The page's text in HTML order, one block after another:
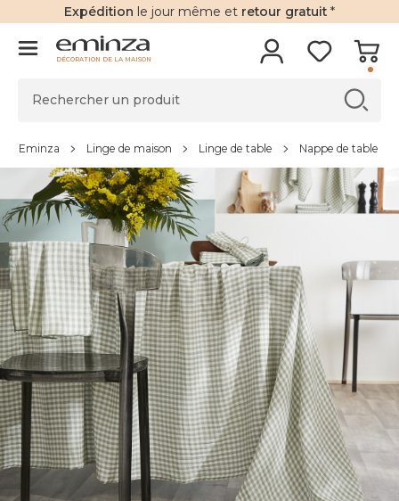
Expédition le jour même et retour gratuit *
DÉCORATION DE LA MAISON
Eminza Linge de maison Linge de table Nappe de table